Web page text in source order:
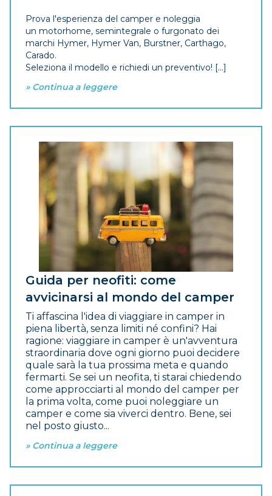
Prova l'esperienza del camper e noleggia
un motorhome, semintegrale o furgonato dei
marchi Hymer, Hymer Van, Burstner, Carthago,
Carado.
Seleziona il modello e richiedi un preventivo! [...]
» Continua a leggere
Guida per neofiti: come
avvicinarsi al mondo del camper
Ti affascina l'idea di viaggiare in camper in
piena libertà, senza limiti né confini? Hai
ragione: viaggiare in camper è un'avventura
straordinaria dove ogni giorno puoi decidere
quale sarà la tua prossima meta e quando
fermarti. Se sei un neofita, ti starai chiedendo
come approcciarti al mondo del camper per
la prima volta, come puoi noleggiare un
camper e come sia viverci dentro. Bene, sei
nel posto giusto...
» Continua a leggere